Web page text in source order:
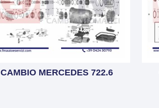
CAMBIO MERCEDES 722.6